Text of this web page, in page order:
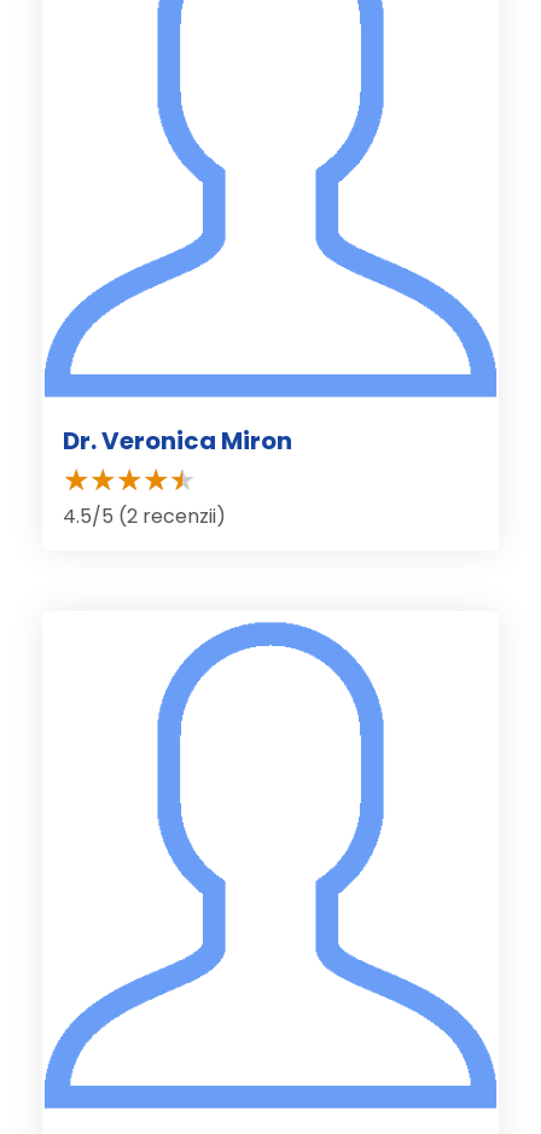
Dr. Veronica Miron
4.5/5 (2 recenzii)